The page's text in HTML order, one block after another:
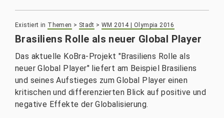
Existiert in Themen > Stadt >WM 2014 | Olympia 2016
Brasiliens Rolle als neuer Global Player
Das aktuelle KoBra-Projekt "Brasiliens Rolle als
neuer Global Player" liefert am Beispiel Brasiliens
und seines Aufstieges zum Global Player einen
kritischen und differenzierten Blick auf positive und
negative Effekte der Globalisierung.